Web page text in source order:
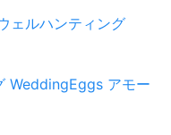
ェルハンティング
WeddingEggs アモー